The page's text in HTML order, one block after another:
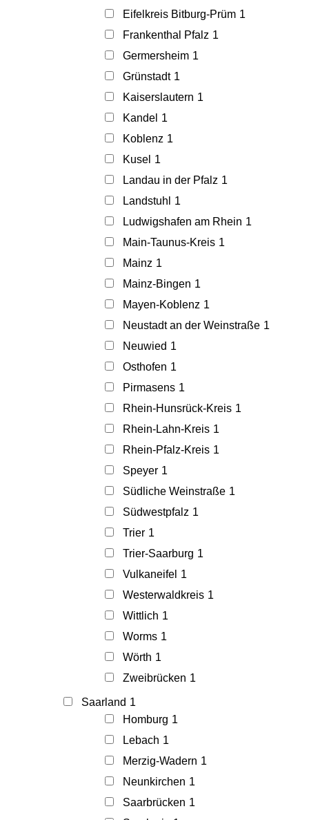
Eifelkreis Bitburg-Prüm 1
Frankenthal Pfalz 1
Germersheim 1
Grünstadt 1
Kaiserslautern 1
Kandel 1
Koblenz 1
Kusel 1
Landau in der Pfalz 1
Landstuhl
1
Ludwigshafen am Rhein 1
Main-Taunus-Kreis 1
Mainz 1
Mainz-Bingen 1
Mayen-Koblenz 1
Neustadt an der Weinstraße 1
Neuwied 1
Osthofen 1
Pirmasens 1
Rhein-Hunsrück-Kreis 1
Rhein-Lahn-Kreis 1
Rhein-Pfalz-Kreis 1
Speyer 1
Südliche Weinstraße 1
Südwestpfalz 1
Trier 1
Trier-Saarburg 1
Vulkaneifel 1
Westerwaldkreis 1
Wittlich 1
Worms 1
Wörth 1
Zweibrücken 1
Saarland 1
Homburg 1
Lebach 1
Merzig-Wadern 1
Neunkirchen 1
Saarbrücken 1